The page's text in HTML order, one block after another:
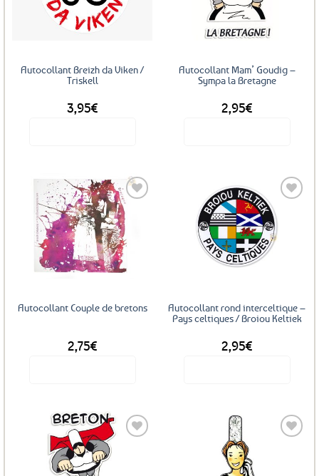
Autocollant Breizh da Viken /
Triskell
3,95€
Autocollant Mam’ Goudig –
Sympa la Bretagne
2,95€
Ajouter
aux
favoris
Autocollant Couple de bretons
2,75€
Ajouter
Autocollant rond interceltique –
Pays celtiques / Broiou Keltiek
2,95€